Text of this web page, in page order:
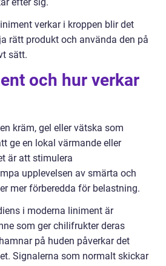
verkar i kroppen blir det
rätt produkt och använda den på
sätt.
och hur verkar
kräm, gel eller vätska som
ge en lokal värmande eller
är att stimulera
upplevelsen av smärta och
mer förberedda för belastning.
i moderna liniment är
som ger chilifrukter deras
på huden påverkar det
Signalerna som normalt skickar